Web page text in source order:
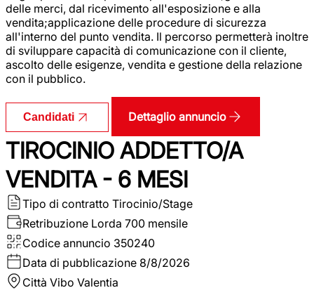
delle merci, dal ricevimento all'esposizione e alla
vendita;applicazione delle procedure di sicurezza
all'interno del punto vendita. Il percorso permetterà inoltre
di sviluppare capacità di comunicazione con il cliente,
ascolto delle esigenze, vendita e gestione della relazione
con il pubblico.
Candidati Dettaglio annuncio
TIROCINIO ADDETTO/A
VENDITA - 6 MESI
Tipo di contratto Tirocinio/Stage
Retribuzione Lorda 700 mensile
Codice annuncio 350240
Data di pubblicazione 8/8/2026
Città Vibo Valentia